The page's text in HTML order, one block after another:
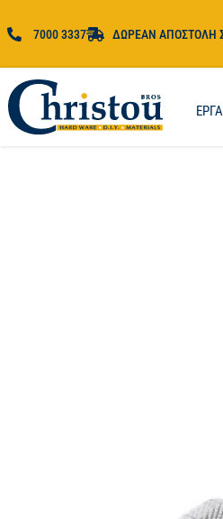
7000 3337 ΔΩΡΕΑΝ ΑΠΟΣΤΟΛΗ